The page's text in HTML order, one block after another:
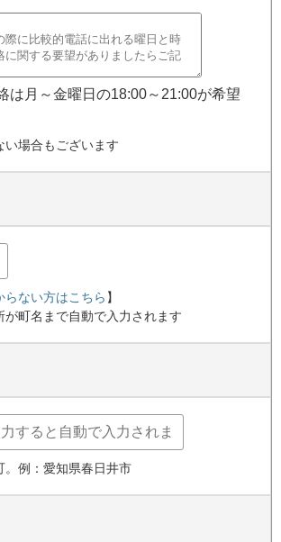
は月～金曜日の18:00～21:00が希望
場合もございます
らない方はこちら 】
町名まで自動で入力されます
。例：愛知県春日井市